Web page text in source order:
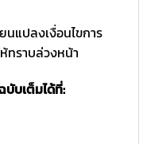
แปลงเงื่อนไขการ
ทราบล่วงหน้า
บับเต็มได้ที่: